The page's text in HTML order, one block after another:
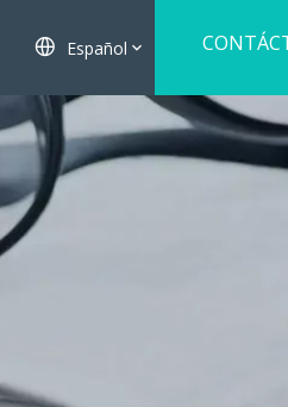
Español